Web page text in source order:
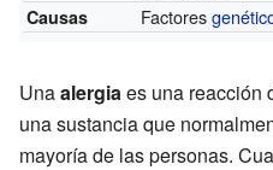
Causas Factores
Unaalergiaes una reacción
una sustancia que
mayoría de las personas.